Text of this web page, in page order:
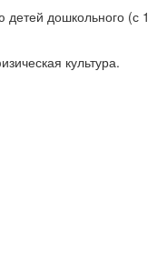
дошкольного (с 1
культура.